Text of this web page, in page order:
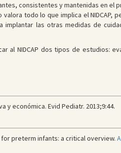
consistentes y mantenidas en el
todo lo que implica el NIDCAP,
implantar las otras medidas de
al NIDCAP dos tipos de estudios:
y económica. Evid Pediatr. 2013;9:44.
preterm infants: a critical overview.